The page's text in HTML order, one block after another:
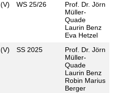
WS 25/26
Prof. Dr. Jörn
Müller-
Quade
Laurin Benz
Eva Hetzel
SS 2025
Prof. Dr. Jörn
Müller-
Quade
Laurin Benz
Robin Marius
Berger